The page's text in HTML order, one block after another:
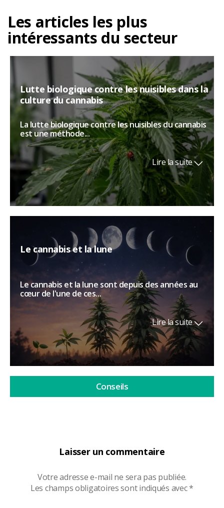
Laisser un commentaire
Votre adresse e-mail ne sera pas publiée.
Les champs obligatoires sont indiqués avec*
Les articles les plus
intéressants du secteur
Lutte biologique contre les nuisibles dans la
culture du cannabis
La lutte biologique contre les nuisibles du cannabis
est une méthode...
Lire la suite
Le cannabis et la lune
Le cannabis et la lune sont depuis des années au
cœur de l'une de ces...
Lire la suite
Conseils